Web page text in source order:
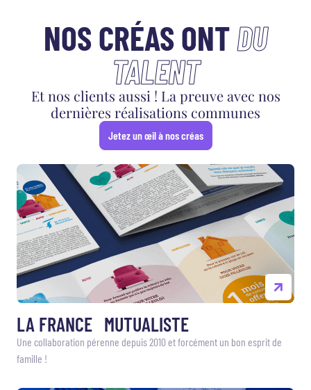
NOS CRÉAS ONTDU
TALENT
Et nos clients aussi ! La preuve avec nos
dernières réalisations communes
Jetez un œil à nos créas
LA FRANCE MUTUALISTE
Une collaboration pérenne depuis 2010 et forcément un bon esprit de
famille !